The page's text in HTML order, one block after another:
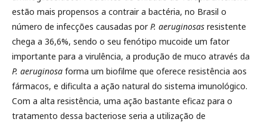
estão mais propensos a contrair a bactéria, no Brasil o
número de infecções causadas porP. aeruginosas resistente
chega a 36,6%, sendo o seu fenótipo mucoide um fator
importante para a virulência, a produção de muco através da
P. aeruginosa forma um biofilme que oferece resistência aos
fármacos, e dificulta a ação natural do sistema imunológico.
Com a alta resistência, uma ação bastante eficaz para o
tratamento dessa bacteriose seria a utilização de